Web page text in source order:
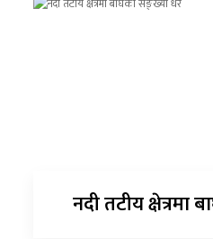
नदी तटीय क्षेत्रमा